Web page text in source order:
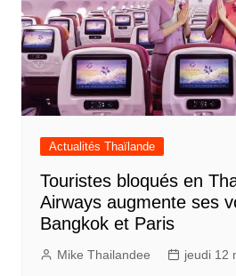
Actualités Thaïlande
Touristes bloqués en
Airways augmente ses
Bangkok et Paris
Mike Thailandee jeudi 12